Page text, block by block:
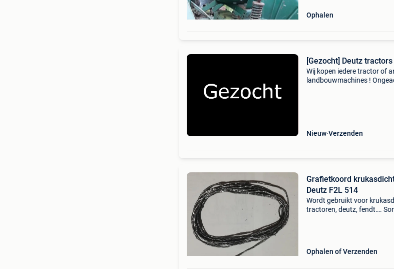
Ophalen
[Gezocht] Deutz tractors
Wij kopen iedere tractor of
landbouwmachines !
Nieuw Verzenden
Grafietkoord
Deutz F2L 514
Wordt gebruikt voor
tractoren, deutz, fendt….
Ophalen of Verzenden